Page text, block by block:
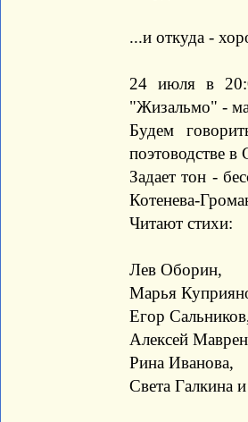
...и откуда -
24 июля в
"Жизальмо" -
Будем
поэтоводстве
Задает тон -
Котенева-
Читают стихи:
Лев Оборин,
Марья
Егор
Алексей
Рина Иванова,
Света Галкина